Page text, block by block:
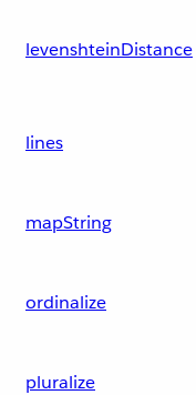
levenshteinDistance
lines
mapString
ordinalize
pluralize